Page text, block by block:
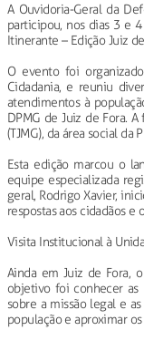
A Ouvidoria-Geral da
participou, nos dias 3 e
Itinerante – Edição Juiz
O evento foi
Cidadania, e reuniu
atendimentos à
DPMG de Juiz de Fora.
(TJMG), da área social
Esta edição marcou o
equipe especializada
geral, Rodrigo Xavier,
respostas aos cidadãos
Visita Institucional à
Ainda em Juiz de Fora,
objetivo foi conhecer as
sobre a missão legal e
população e aproximar